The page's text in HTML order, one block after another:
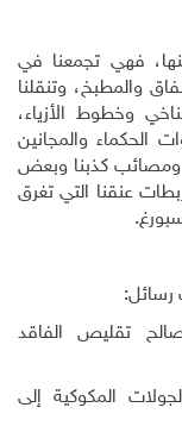
فهي تجمعنا في
والمطبخ، وتنقلنا
وخطوط الأزياء،
الحكماء والمجانين
ومصائب كذبنا وبعض
عنقنا التي تغرق
رسائل:
تقليص الفاقد
المكوكية إلى